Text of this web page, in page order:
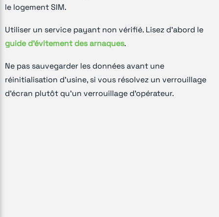
le logement SIM.
Utiliser un service payant non vérifié. Lisez d'abord le
guide d'évitement des arnaques.
Ne pas sauvegarder les données avant une
réinitialisation d'usine, si vous résolvez un verrouillage
d'écran plutôt qu'un verrouillage d'opérateur.